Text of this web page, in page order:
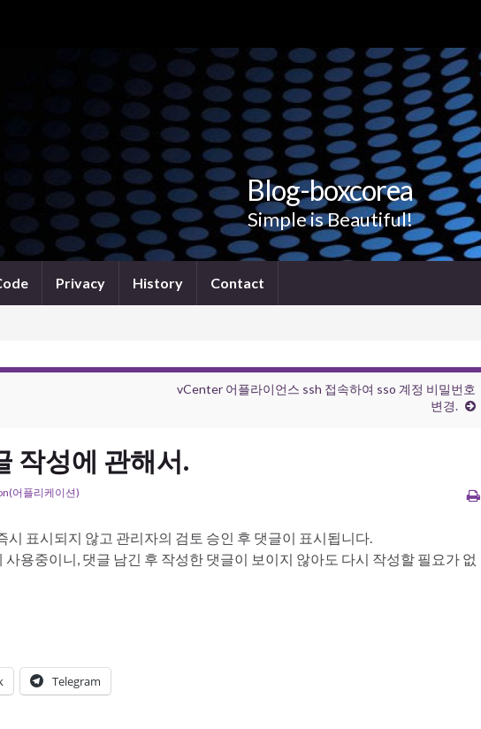
Blog-boxcorea
Simple is Beautiful!
Privacy History Contact
vCenter 어플라이언스 ssh 접속하여 sso 계정 비밀번호
변경.
작성에 관해서.
어플리케이션)
시 표시되지 않고 관리자의 검토 승인 후 댓글이 표시됩니다.
용중이니, 댓글 남긴 후 작성한 댓글이 보이지 않아도 다시 작성할 필요가 없
Telegram